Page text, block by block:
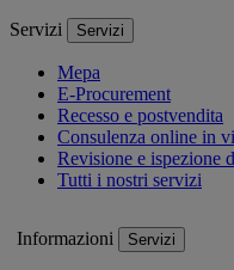
Servizi Servizi
Mepa
E-Procurement
Recesso e postvendita
Consulenza online in
Revisione e ispezione
Tutti i nostri servizi
Informazioni Servizi